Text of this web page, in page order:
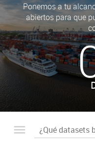
Ponemos a tu
abiertos para que